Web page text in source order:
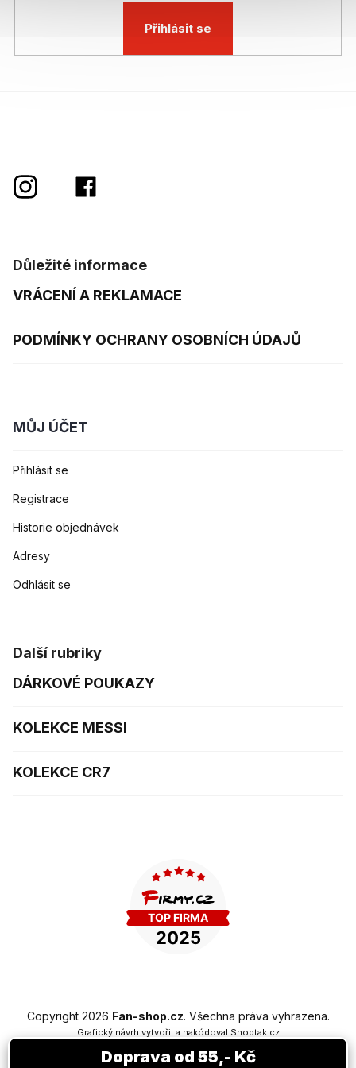
Přihlásit se
Důležité informace
VRÁCENÍ A REKLAMACE
PODMÍNKY OCHRANY OSOBNÍCH ÚDAJŮ
MŮJ ÚČET
Přihlásit se
Registrace
Historie objednávek
Adresy
Odhlásit se
Další rubriky
DÁRKOVÉ POUKAZY
KOLEKCE MESSI
KOLEKCE CR7
Copyright 2026 Fan-shop.cz. Všechna práva vyhrazena.
Grafický návrh vytvořil a nakódoval Shoptak.cz
Doprava od 55,- Kč